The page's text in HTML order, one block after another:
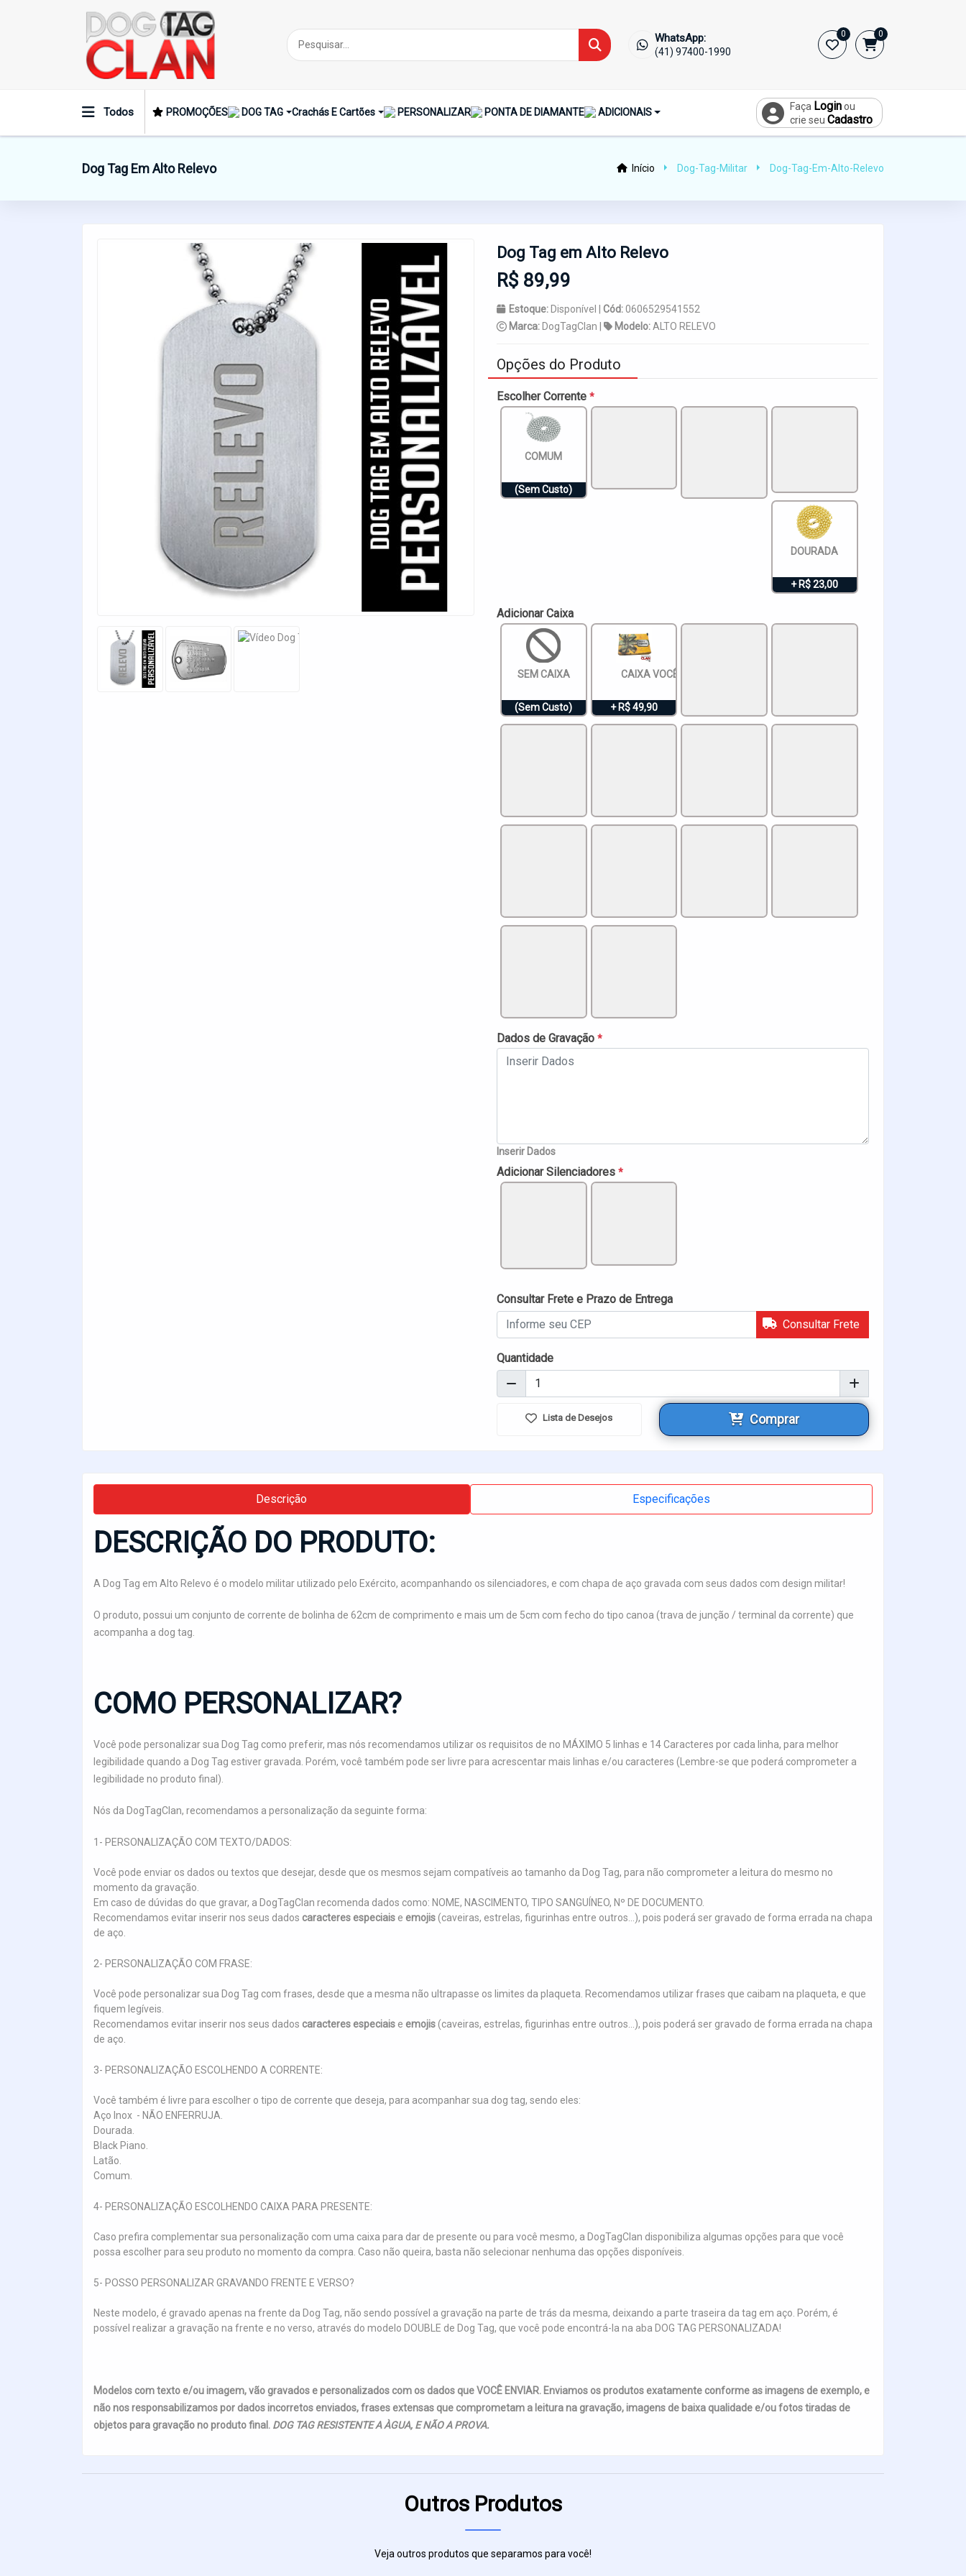
WhatsApp:
(41) 97400-1990
0 0
Todos PROMOÇÕES DOG TAG Crachás E Cartões PERSONALIZAR PONTA DE DIAMANTE ADICIONAIS Faça Loginou
crie seu Cadastro
Dog Tag Em Alto Relevo Início Dog-Tag-Militar Dog-Tag-Em-Alto-Relevo
Dog Tag em Alto Relevo
R$ 89,99
Estoque:Disponível | Cód:0606529541552
Marca:DogTagClan | Modelo:ALTO RELEVO
Opções do Produto
Escolher Corrente *
COMUM
(Sem Custo)
DOURADA
+ R$ 23,00
Adicionar Caixa
SEM CAIXA
(Sem Custo)
CAIXA VOCÊ É ESPECIAL
+ R$ 49,90
Dados de Gravação *
Inserir Dados
Adicionar Silenciadores *
Consultar Frete e Prazo de Entrega
Consultar Frete
Quantidade
Lista de Desejos Comprar
Descrição Especificações
DESCRIÇÃO DO PRODUTO:
A Dog Tag em Alto Relevo é o modelo militar utilizado pelo Exército, acompanhando os silenciadores, e com chapa de aço gravada com seus dados com design militar!
O produto, possui um conjunto de corrente de bolinha de 62cm de comprimento e mais um de 5cm com fecho do tipo canoa (trava de junção / terminal da corrente) que
acompanha a dog tag.
COMO PERSONALIZAR?
Você pode personalizar sua Dog Tag como preferir, mas nós recomendamos utilizar os requisitos de no MÁXIMO 5 linhas e 14 Caracteres por cada linha, para melhor
legibilidade quando a Dog Tag estiver gravada. Porém, você também pode ser livre para acrescentar mais linhas e/ou caracteres (Lembre-se que poderá comprometer a
legibilidade no produto final).
Nós da DogTagClan, recomendamos a personalização da seguinte forma:
1- PERSONALIZAÇÃO COM TEXTO/DADOS:
Você pode enviar os dados ou textos que desejar, desde que os mesmos sejam compatíveis ao tamanho da Dog Tag, para não comprometer a leitura do mesmo no
momento da gravação.
Em caso de dúvidas do que gravar, a DogTagClan recomenda dados como: NOME, NASCIMENTO, TIPO SANGUÍNEO, Nº DE DOCUMENTO.
Recomendamos evitar inserir nos seus dados caracteres especiais e emojis(caveiras, estrelas, figurinhas entre outros...), pois poderá ser gravado de forma errada na chapa
de aço.
2- PERSONALIZAÇÃO COM FRASE:
Você pode personalizar sua Dog Tag com frases, desde que a mesma não ultrapasse os limites da plaqueta. Recomendamos utilizar frases que caibam na plaqueta, e que
fiquem legíveis.
Recomendamos evitar inserir nos seus dados caracteres especiais e emojis(caveiras, estrelas, figurinhas entre outros...), pois poderá ser gravado de forma errada na chapa
de aço.
3- PERSONALIZAÇÃO ESCOLHENDO A CORRENTE:
Você também é livre para escolher o tipo de corrente que deseja, para acompanhar sua dog tag, sendo eles:
Aço Inox - NÃO ENFERRUJA.
Dourada.
Black Piano.
Latão.
Comum.
4- PERSONALIZAÇÃO ESCOLHENDO CAIXA PARA PRESENTE:
Caso prefira complementar sua personalização com uma caixa para dar de presente ou para você mesmo, a DogTagClan disponibiliza algumas opções para que você
possa escolher para seu produto no momento da compra. Caso não queira, basta não selecionar nenhuma das opções disponíveis.
5- POSSO PERSONALIZAR GRAVANDO FRENTE E VERSO?
Neste modelo, é gravado apenas na frente da Dog Tag, não sendo possível a gravação na parte de trás da mesma, deixando a parte traseira da tag em aço. Porém, é
possível realizar a gravação na frente e no verso, através do modelo DOUBLE de Dog Tag, que você pode encontrá-la na aba DOG TAG PERSONALIZADA!
Modelos com texto e/ou imagem, vão gravados e personalizados com os dados que VOCÊ ENVIAR. Enviamos os produtos exatamente conforme as imagens de exemplo, e
não nos responsabilizamos por dados incorretos enviados, frases extensas que comprometam a leitura na gravação, imagens de baixa qualidade e/ou fotos tiradas de
objetos para gravação no produto final. DOG TAG RESISTENTE A ÀGUA, E NÃO A PROVA.
Outros Produtos
Veja outros produtos que separamos para você!